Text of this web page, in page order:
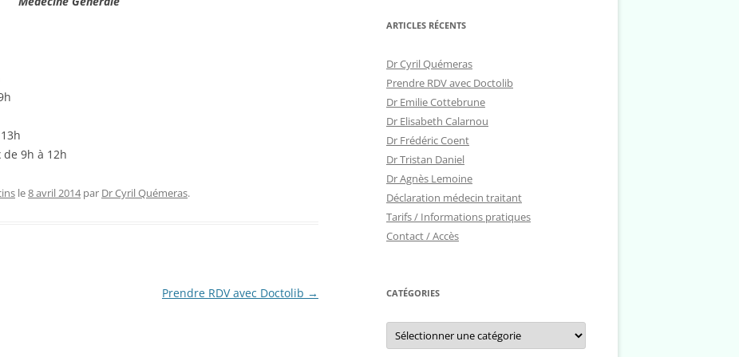
9h à 12h
le8 avril 2014 par Dr Cyril Quémeras.
Prendre RDV avec Doctolib →
ARTICLES RÉCENTS
Dr Cyril Quémeras
Prendre RDV avec Doctolib
Dr Emilie Cottebrune
Dr Elisabeth Calarnou
Dr Frédéric Coent
Dr Tristan Daniel
Dr Agnès Lemoine
Déclaration médecin traitant
Tarifs / Informations pratiques
Contact / Accès
CATÉGORIES
Catégories